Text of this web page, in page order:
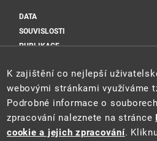
DATA
SOUVISLOSTI
PUBLIKACE
Sociální sítě
K zajištění co nejlepší
webovými stránkami využíváme
Podrobné informace o
zpracování naleznete na stránce
cookie a jejich zpracování.